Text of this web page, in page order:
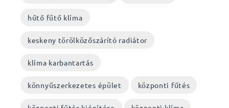
hűtő fűtő klíma
keskeny törölközőszárító radiátor
klíma karbantartás
könnyűszerkezetes épület központi fűtés